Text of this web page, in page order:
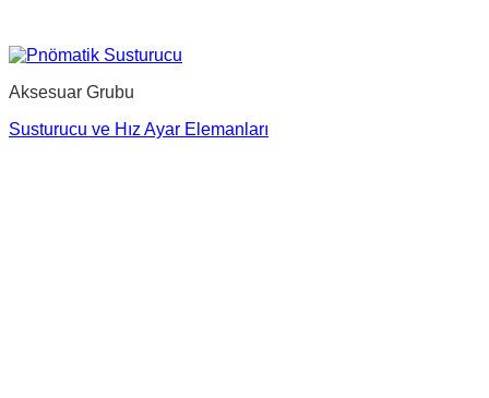
Aksesuar Grubu
Susturucu ve Hız Ayar Elemanları